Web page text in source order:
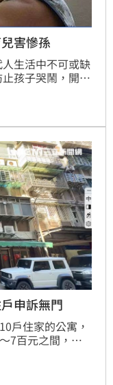
害慘孫
生活中不可或缺
孩子哭鬧，開始
瞇著眼睛看東
，孩子的近視度
度近視。
申訴無門
戶住家的公寓，
7百元之間，豈
6千公噸的水